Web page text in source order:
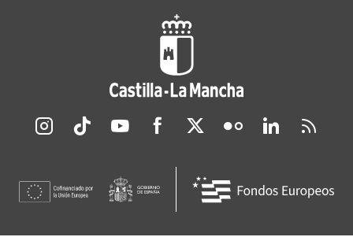
Redes sociales JCCM